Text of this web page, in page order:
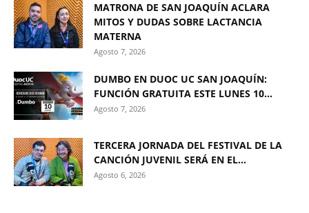
MATRONA DE SAN JOAQUÍN ACLARA
MITOS Y DUDAS SOBRE LACTANCIA
MATERNA
Agosto 7, 2026
DUMBO EN DUOC UC SAN JOAQUÍN:
FUNCIÓN GRATUITA ESTE LUNES 10...
Agosto 7, 2026
TERCERA JORNADA DEL FESTIVAL DE LA
CANCIÓN JUVENIL SERÁ EN EL...
Agosto 6, 2026